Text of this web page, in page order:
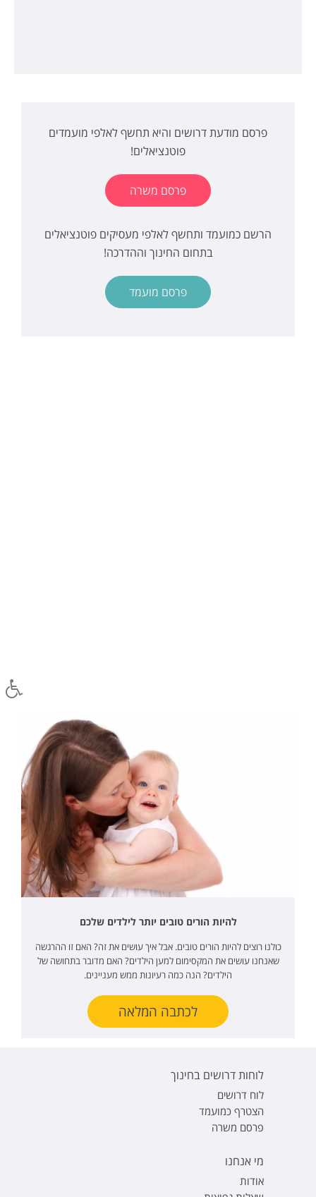
פרסם מודעת דרושים והיא תחשף לאלפי מועמדים
פוטנציאלים!
פרסם משרה
הרשם כמועמד ותחשף לאלפי מעסיקים פוטנציאלים
בתחום החינוך וההדרכה!
פרסם מועמד
להיות הורים טובים יותר לילדים שלכם
כולנו רוצים להיות הורים טובים. אבל איך עושים את זה? האם זו ההרגשה
שאנחנו עושים את המקסימום למען הילדים? האם מדובר בתחושה של
הילדים? הנה כמה רעיונות ממש מעניינים.
לכתבה המלאה
לוחות דרושים בחינוך
לוח דרושים
הצטרף כמועמד
פרסם משרה
מי אנחנו
אודות